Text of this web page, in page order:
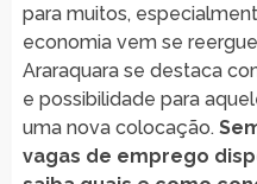
para muitos,
economia vem se
Araraquara se destaca
e possibilidade para
uma nova colocação.
vagas de emprego